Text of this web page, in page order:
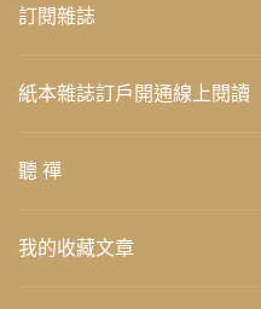
訂閱雜誌
紙本雜誌訂戶開通線上閱讀
聽 禪
我的收藏文章